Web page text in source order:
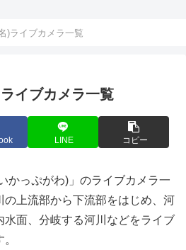
)ライブカメラ一覧
イブカメラ一覧
LINE コピー
かっぷがわ)」のライブカメラ一
の上流部から下流部をはじめ、河
水面、分岐する河川などをライブ